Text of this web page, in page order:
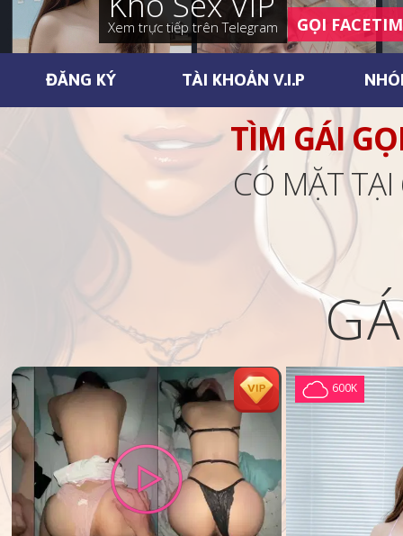
Xem trực tiếp trên Telegram GỌI
ĐĂNG KÝ TÀI KHOẢN V.I.P
TÌM GÁI
CÓ MẶT
600K